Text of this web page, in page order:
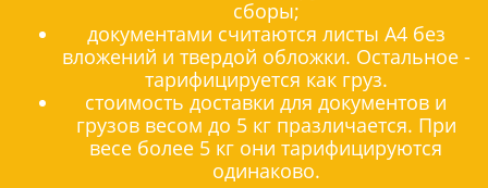
сборы;
документами считаются листы А4 без
вложений и твердой обложки. Остальное -
тарифицируется как груз.
стоимость доставки для документов и
грузов весом до 5 кг празличается. При
весе более 5 кг они тарифицируются
одинаково.